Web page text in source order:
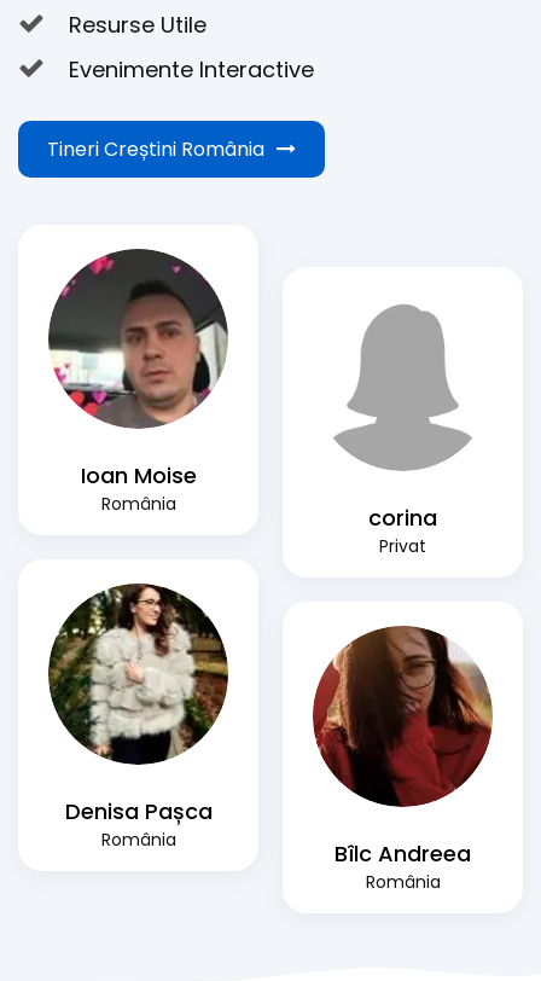
Resurse Utile
Evenimente Interactive
Tineri Creștini România
Ioan Moise
România corina
Privat
Denisa Pașca
România Bîlc Andreea
România